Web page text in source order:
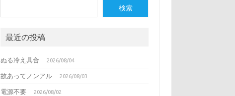
検索
最近の投稿
ぬる冷え具合 2026/08/04
故あってノンアル 2026/08/03
電源不要 2026/08/02